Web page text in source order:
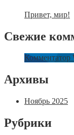
Привет, мир!
Свежие
Комментатор
Архивы
Ноябрь 2025
Рубрики